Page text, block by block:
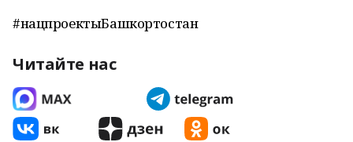
#нацпроектыБашкортостан
Читайте нас